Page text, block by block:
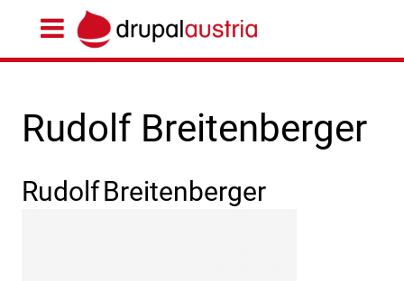
Rudolf Breitenberger
RudolfBreitenberger